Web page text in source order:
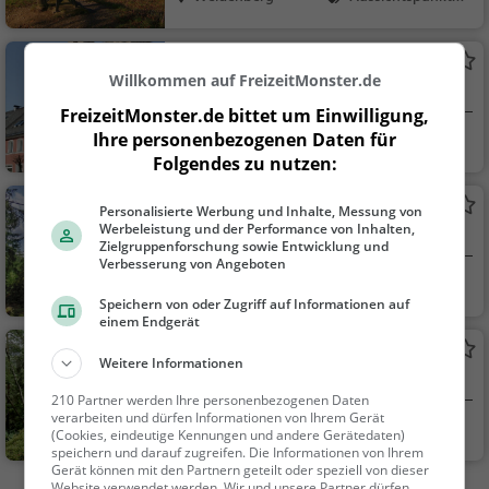
r
Rathaus in Kemnath
Kemnath
Sehenswürdigkei
t
Rotenfels
Aussichtspunkt in Immenreuth
amilie & Kinder, Natu
Reizenstein
Weidenberg
Aussichtspunkt, F
amilie & Kinder, Natu
r
Willkommen auf FreizeitMonster.de
FreizeitMonster.de bittet um Einwilligung,
Ihre personenbezogenen Daten für
Folgendes zu nutzen:
Personalisierte Werbung und Inhalte, Messung von
Werbeleistung und der Performance von Inhalten,
Zielgruppenforschung sowie Entwicklung und
Verbesserung von Angeboten
Speichern von oder Zugriff auf Informationen auf
einem Endgerät
Weitere Informationen
210 Partner werden Ihre personenbezogenen Daten
verarbeiten und dürfen Informationen von Ihrem Gerät
(Cookies, eindeutige Kennungen und andere Gerätedaten)
speichern und darauf zugreifen. Die Informationen von Ihrem
Gerät können mit den Partnern geteilt oder speziell von dieser